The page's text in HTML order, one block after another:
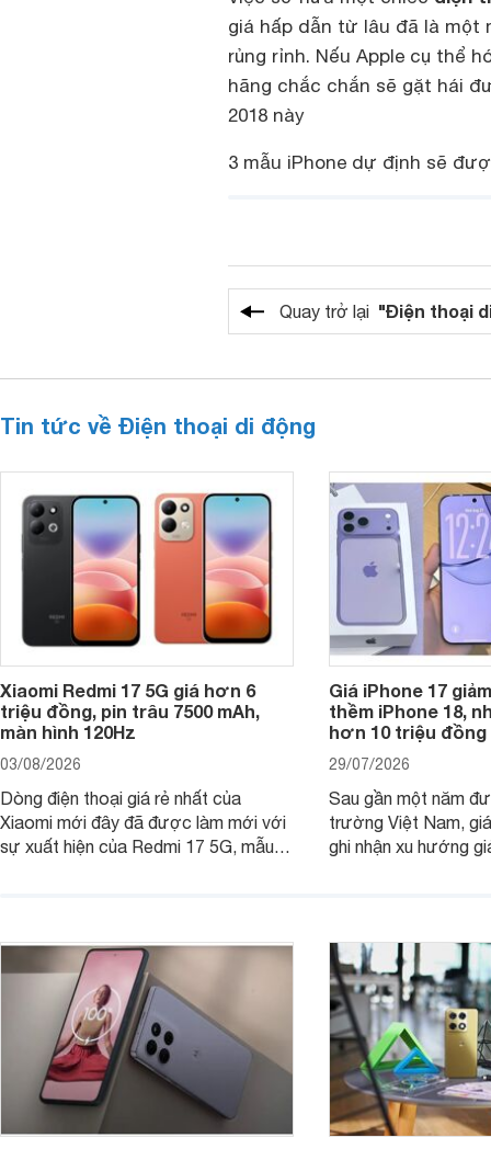
giá hấp dẫn từ lâu đã là một
rủng rỉnh. Nếu Apple cụ thể
hãng chắc chắn sẽ gặt hái
2018 này
3 mẫu iPhone dự định sẽ
Quay trở lại "Điện thoại
Tin tức về Điện thoại di động
Xiaomi Redmi 17 5G giá hơn 6
triệu đồng, pin trâu 7500 mAh,
màn hình 120Hz
03/08/2026
Dòng điện thoại giá rẻ nhất của
Xiaomi mới đây đã được làm mới với
sự xuất hiện của Redmi 17 5G, mẫu
Giá iPhone 17
thềm iPhone 18,
hơn 10 triệu đồng
29/07/2026
Sau gần một năm
trường Việt Nam,
ghi nhận xu hướng